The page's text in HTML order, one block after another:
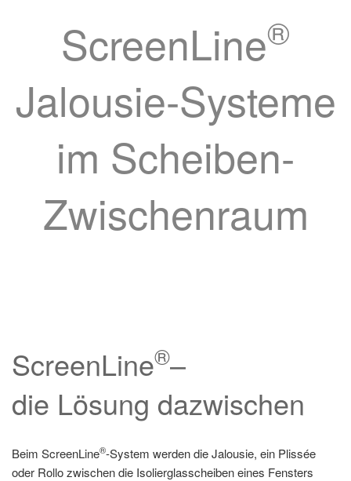
ScreenLine®
Jalousie-Systeme
im Scheiben-
Zwischenraum
ScreenLine®–
die Lösung dazwischen
Beim ScreenLine®-System werden die Jalousie, ein Plissée
oder Rollo zwischen die Isolierglasscheiben eines Fensters